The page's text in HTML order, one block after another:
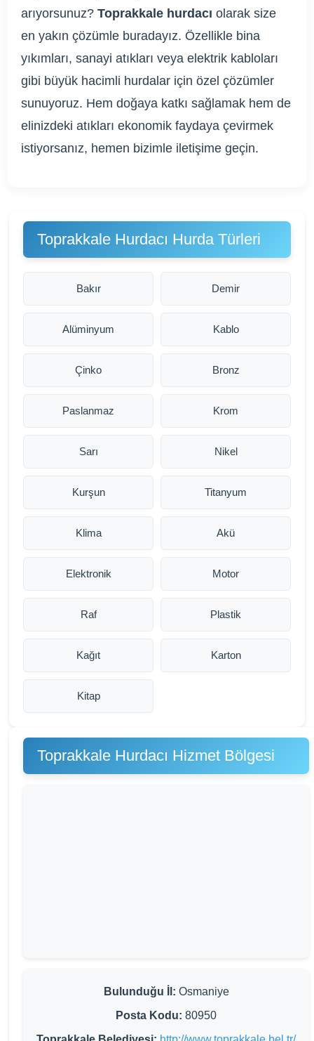
arıyorsunuz? Toprakkale hurdacı olarak size
en yakın çözümle buradayız. Özellikle bina
yıkımları, sanayi atıkları veya elektrik kabloları
gibi büyük hacimli hurdalar için özel çözümler
sunuyoruz. Hem doğaya katkı sağlamak hem de
elinizdeki atıkları ekonomik faydaya çevirmek
istiyorsanız, hemen bizimle iletişime geçin.
Toprakkale Hurdacı Hurda Türleri
Bakır Demir
Alüminyum Kablo
Çinko Bronz
Paslanmaz Krom
Sarı Nikel
Kurşun Titanyum
Klima Akü
Elektronik Motor
Raf Plastik
Kağıt Karton
Kitap
Toprakkale Hurdacı Hizmet Bölgesi
Bulunduğu İl: Osmaniye
Posta Kodu: 80950